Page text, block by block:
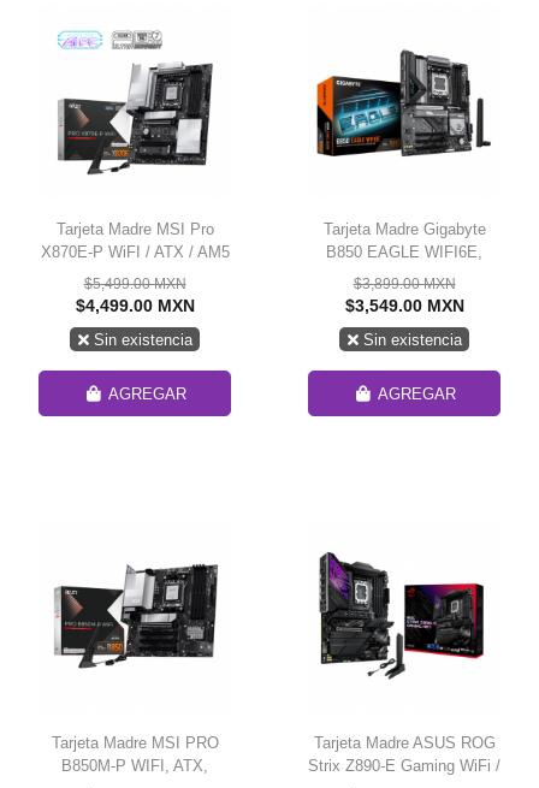
Tarjeta Madre MSI Pro
X870E-P WiFI / ATX / AM5
/ DDR5 / PCIe 5.0 / USB
40Gbps / HDMI/DP / Wi-Fi
X870E-P WIFI
$5,499.00 MXN
$4,499.00 MXN
Sin existencia
AGREGAR
Tarjeta Madre Gigabyte
B850 EAGLE WIFI6E,
ATX, Socket AM5, AMD
B850, 256GB DDR5,
$3,899.00 MXN
$3,549.00 MXN
Sin existencia
AGREGAR
Tarjeta Madre MSI PRO
B850M-P WIFI, ATX,
Tarjeta Madre ASUS ROG
Strix Z890-E Gaming WiFi /